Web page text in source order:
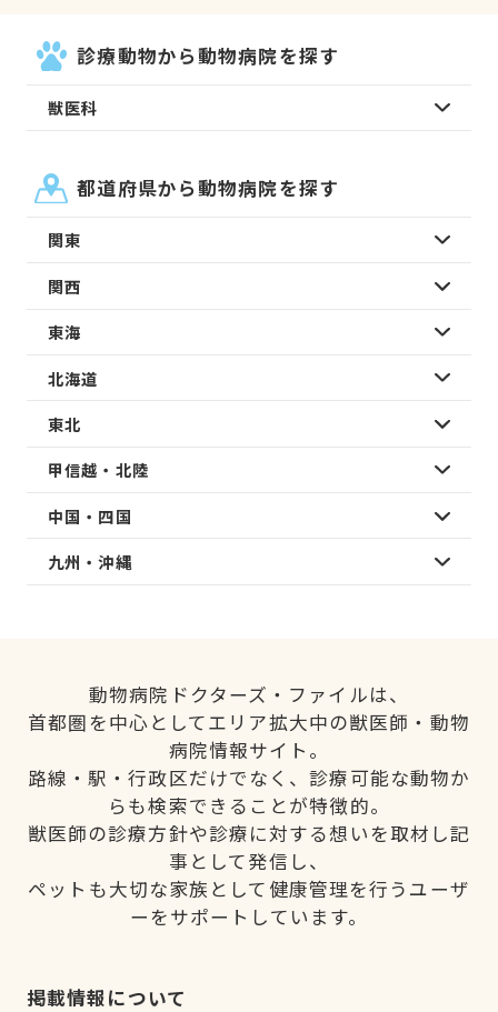
診療動物から動物病院を探す
獣医科
都道府県から動物病院を探す
関東
関西
東海
北海道
東北
甲信越・北陸
中国・四国
九州・沖縄
動物病院ドクターズ・ファイルは、
首都圏を中心としてエリア拡大中の獣医師・動物
病院情報サイト。
路線・駅・行政区だけでなく、診療可能な動物か
らも検索できることが特徴的。
獣医師の診療方針や診療に対する想いを取材し記
事として発信し、
ペットも大切な家族として健康管理を行うユーザ
ーをサポートしています。
掲載情報について